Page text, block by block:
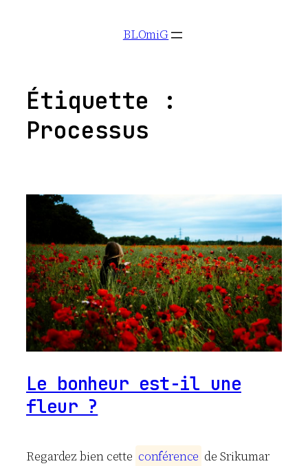
BLOmiG
Étiquette :
Processus
Le bonheur est-il une
fleur ?
Regardez bien cette conférence de Srikumar